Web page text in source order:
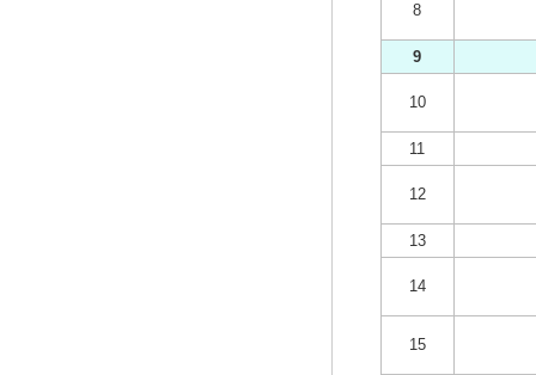
8
9
10
11
12
13
14
15